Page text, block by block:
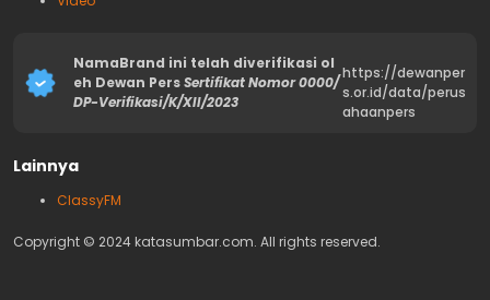
NamaBrand ini telah diverifikasi ol
eh Dewan PersSertifikat Nomor 0000/
DP-Verifikasi/K/XII/2023
https://dewanper
s.or.id/data/perus
ahaanpers
Lainnya
ClassyFM
Copyright © 2024 katasumbar.com. All rights reserved.